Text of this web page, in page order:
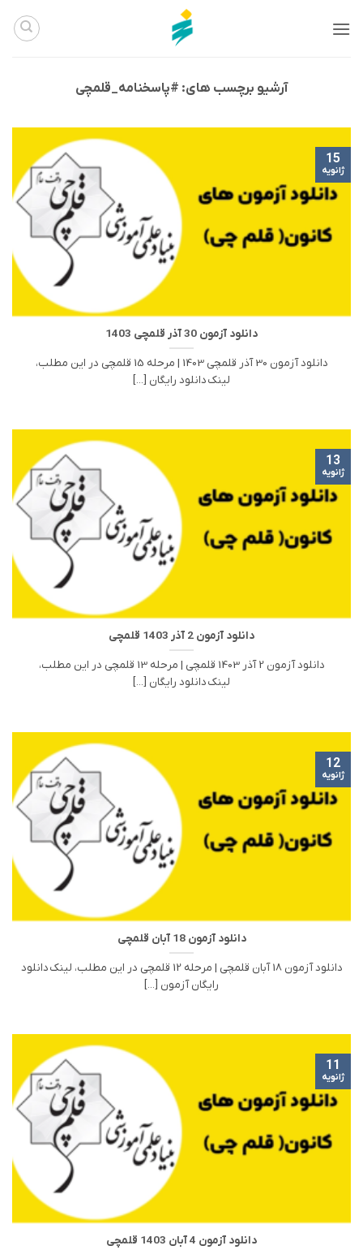
آرشیو برچسب های: #پاسخنامه_قلمچی
دانلود آزمون 30 آذر قلمچی 1403
دانلود آزمون 30 آذر قلمچی 1403 | مرحله 15 قلمچی در این مطلب،
لینک دانلود رایگان [...]
15
ژانویه
دانلود آزمون 2 آذر 1403 قلمچی
دانلود آزمون 2 آذر 1403 قلمچی | مرحله 13 قلمچی در این مطلب،
لینک دانلود رایگان [...]
13
ژانویه
دانلود آزمون 18 آبان قلمچی
دانلود آزمون 18 آبان قلمچی | مرحله 12 قلمچی در این مطلب، لینک دانلود
رایگان آزمون [...]
12
ژانویه
دانلود آزمون 4 آبان 1403 قلمچی
11
ژانویه